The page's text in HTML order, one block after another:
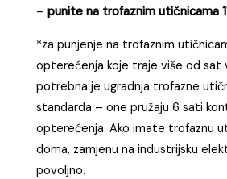
–punite na trofaznim utičnicama
*za punjenje na trofaznim
opterećenja koje traje više od sat
potrebna je ugradnja trofazne
standarda – one pružaju 6 sati
opterećenja. Ako imate trofaznu
doma, zamjenu na industrijsku
povoljno.